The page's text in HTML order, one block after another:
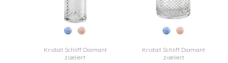
Kristall Schliff Diamant
ziseliert
Kristall Schliff Diamant
ziseliert